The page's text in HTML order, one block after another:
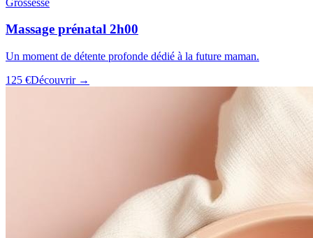
Massage prénatal 2h00
Un moment de détente profonde dédié à la future maman.
125 €Découvrir →